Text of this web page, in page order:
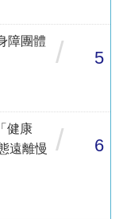
障團體
/ 5
健康
遠離慢
/ 6